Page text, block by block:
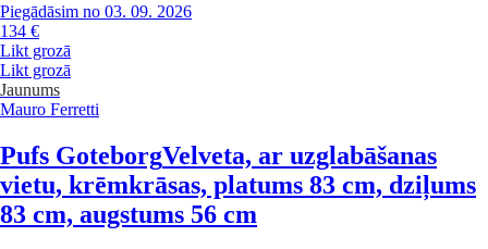
Piegādāsim no 03. 09. 2026
134 €
Likt grozā
Likt grozā
Jaunums
Mauro Ferretti
Pufs GoteborgVelveta, ar uzglabāšanas
vietu, krēmkrāsas, platums 83 cm, dziļums
83 cm, augstums 56 cm